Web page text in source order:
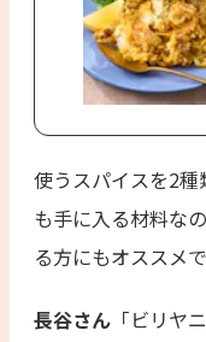
使うスパイスを2
も手に入る材料な
る方にもオススメで
長谷さん 「ビリヤ